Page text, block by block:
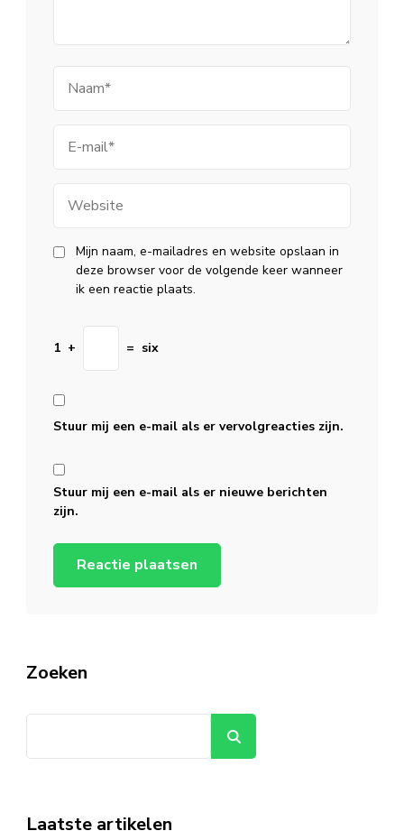
mail
Mijn naam, e-mailadres en website opslaan in
deze browser voor de volgende keer wanneer
ik een reactie plaats.
1 + = six
Stuur mij een e-mail als er vervolgreacties zijn.
Stuur mij een e-mail als er nieuwe berichten
zijn.
Zoeken
Laatste artikelen